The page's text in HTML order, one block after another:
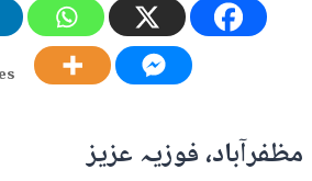
مظفرآباد، فوزیہ عزیز